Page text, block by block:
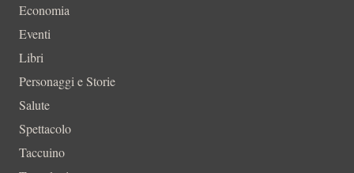
Economia
Eventi
Libri
Personaggi e Storie
Salute
Spettacolo
Taccuino